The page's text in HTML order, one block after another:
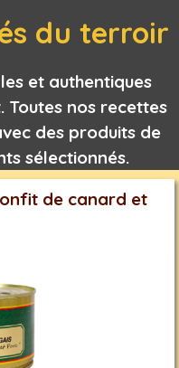
du terroir
et authentiques
Toutes nos recettes
des produits de
sélectionnés.
de canard et